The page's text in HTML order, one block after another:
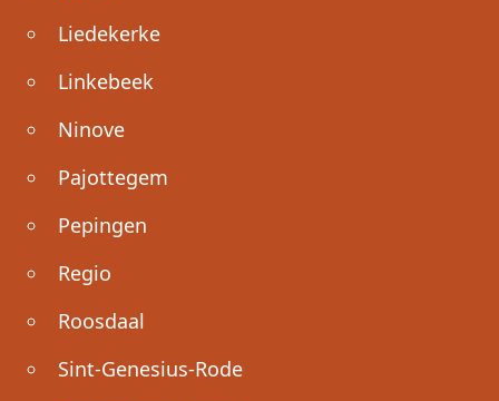
Liedekerke
Linkebeek
Ninove
Pajottegem
Pepingen
Regio
Roosdaal
Sint-Genesius-Rode